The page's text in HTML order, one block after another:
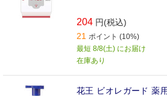
204 円(税込)
21 ポイント (10%)
最短 8/8(土) にお届け
在庫あり
花王 ビオレガード 薬